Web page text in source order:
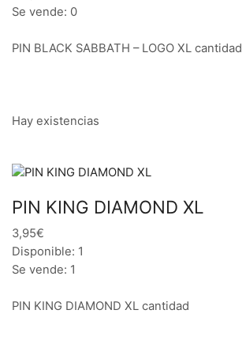
Se vende: 0
PIN BLACK SABBATH – LOGO XL cantidad
Hay existencias
PIN KING DIAMOND XL
3,95€
Disponible: 1
Se vende: 1
PIN KING DIAMOND XL cantidad